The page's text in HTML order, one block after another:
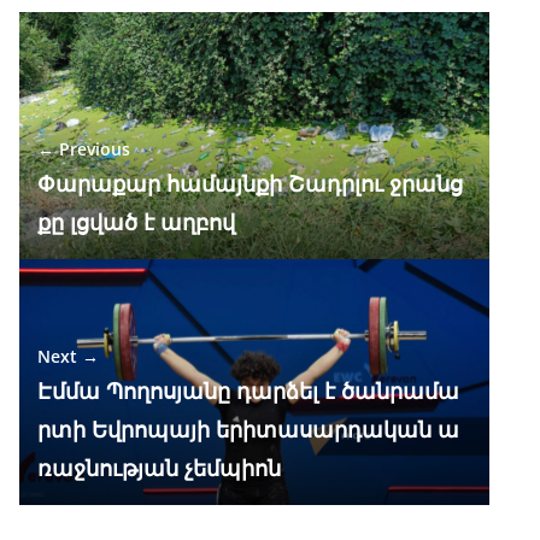
b
o
o
k
gr
a
m
s
A
p
p
e
dI
n
e
← Previous
Փարաքար համայնքի Շադրլու ջրանց
քը լցված է աղբով
Next →
Էմմա Պողոսյանը դարձել է ծանրամա
րտի Եվրոպայի երիտասարդական ա
ռաջնության չեմպիոն